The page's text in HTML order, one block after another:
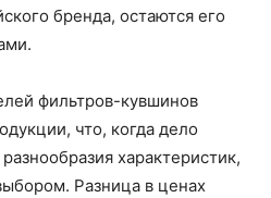
бренда, остаются его
фильтров-кувшинов
что, когда дело
характеристик,
Разница в ценах